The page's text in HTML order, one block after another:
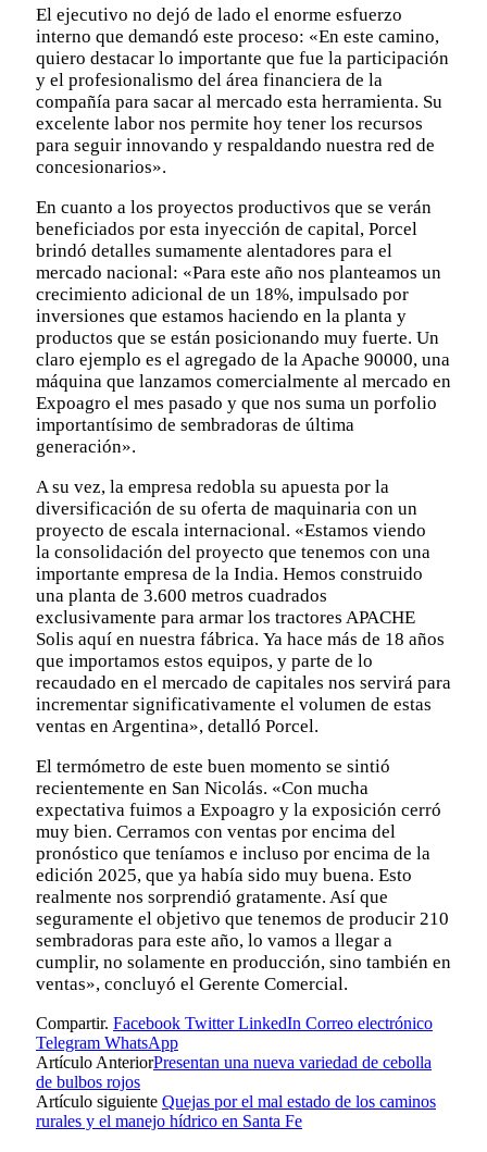
El ejecutivo no dejó de lado el enorme esfuerzo
interno que demandó este proceso: «En este camino,
quiero destacar lo importante que fue la participación
y el profesionalismo del área financiera de la
compañía para sacar al mercado esta herramienta. Su
excelente labor nos permite hoy tener los recursos
para seguir innovando y respaldando nuestra red de
concesionarios».
En cuanto a los proyectos productivos que se verán
beneficiados por esta inyección de capital, Porcel
brindó detalles sumamente alentadores para el
mercado nacional: «Para este año nos planteamos un
crecimiento adicional de un 18%, impulsado por
inversiones que estamos haciendo en la planta y
productos que se están posicionando muy fuerte. Un
claro ejemplo es el agregado de la Apache 90000, una
máquina que lanzamos comercialmente al mercado en
Expoagro el mes pasado y que nos suma un porfolio
importantísimo de sembradoras de última
generación».
A su vez, la empresa redobla su apuesta por la
diversificación de su oferta de maquinaria con un
proyecto de escala internacional. «Estamos viendo
la consolidación del proyecto que tenemos con una
importante empresa de la India. Hemos construido
una planta de 3.600 metros cuadrados
exclusivamente para armar los tractores APACHE
Solis aquí en nuestra fábrica. Ya hace más de 18 años
que importamos estos equipos, y parte de lo
recaudado en el mercado de capitales nos servirá para
incrementar significativamente el volumen de estas
ventas en Argentina», detalló Porcel.
El termómetro de este buen momento se sintió
recientemente en San Nicolás. «Con mucha
expectativa fuimos a Expoagro y la exposición cerró
muy bien. Cerramos con ventas por encima del
pronóstico que teníamos e incluso por encima de la
edición 2025, que ya había sido muy buena. Esto
realmente nos sorprendió gratamente. Así que
seguramente el objetivo que tenemos de producir 210
sembradoras para este año, lo vamos a llegar a
cumplir, no solamente en producción, sino también en
ventas», concluyó el Gerente Comercial.
Compartir. Facebook Twitter LinkedIn Correo electrónico
Telegram WhatsApp
Artículo AnteriorPresentan una nueva variedad de cebolla
de bulbos rojos
Artículo siguiente Quejas por el mal estado de los caminos
rurales y el manejo hídrico en Santa Fe